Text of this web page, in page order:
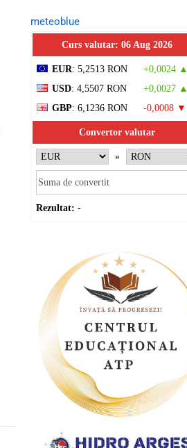
meteoblue
Curs valutar: 06 Aug 2026
EUR: 5,2513 RON
+0,0024 ▲
USD: 4,5507 RON
+0,0027 ▲
GBP: 6,1236 RON -0,0008 ▼
Convertor valutar
»
Rezultat: -